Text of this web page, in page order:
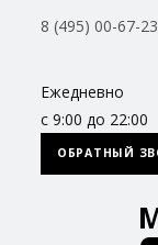
8 (495) 00-67-
Ежедневно
с 9:00 до 22:00
ОБРАТНЫЙ